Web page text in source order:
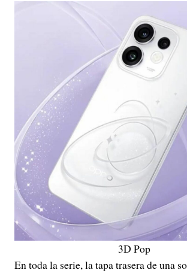
3D Pop
En toda la serie, la tapa trasera de una